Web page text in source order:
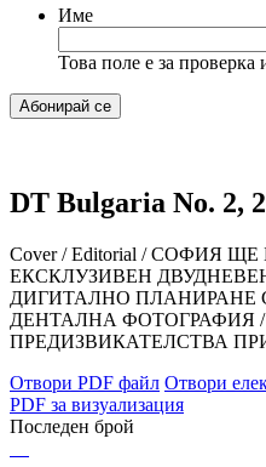
Име
Това поле е за проверка
DT Bulgaria No. 2,
Cover / Editorial / СОФИЯ
ЕКСКЛУЗИВЕН
ДИГИТАЛНО ПЛАНИРАНЕ
ДЕНТАЛНА ФОТОГРАФИЯ /
ПРЕДИЗВИКАТЕЛСТВА
Отвори PDF файл Отвори
PDF за визуализация
Последен брой